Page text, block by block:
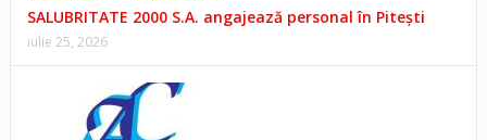
SALUBRITATE 2000 S.A. angajează personal în Pitești
iulie 25, 2026